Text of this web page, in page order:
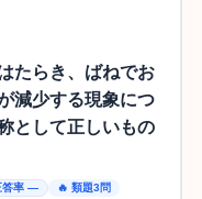
たらき、ばねでお
減少する現象につ
として正しいもの
答率 — 🔥 類題3問